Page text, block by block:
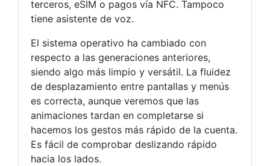
terceros, eSIM o pagos vía NFC. Tampoco
tiene asistente de voz.
El sistema operativo ha cambiado con
respecto a las generaciones anteriores,
siendo algo más limpio y versátil. La fluidez
de desplazamiento entre pantallas y menús
es correcta, aunque veremos que las
animaciones tardan en completarse si
hacemos los gestos más rápido de la cuenta.
Es fácil de comprobar deslizando rápido
hacia los lados.